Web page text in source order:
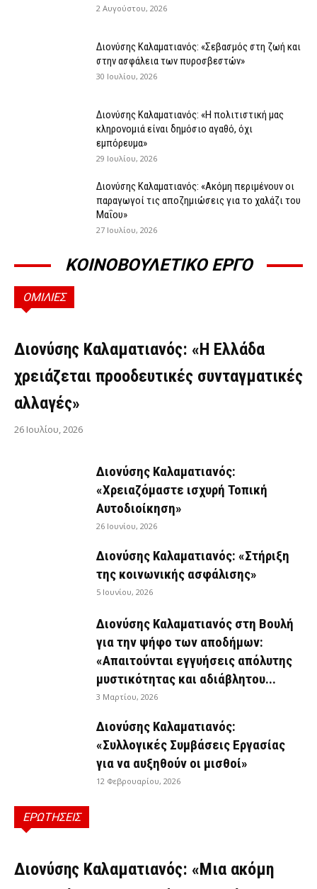
2 Αυγούστου, 2026
Διονύσης Καλαματιανός: «Σεβασμός στη ζωή και
στην ασφάλεια των πυροσβεστών»
30 Ιουλίου, 2026
Διονύσης Καλαματιανός: «Η πολιτιστική μας
κληρονομιά είναι δημόσιο αγαθό, όχι
εμπόρευμα»
29 Ιουλίου, 2026
Διονύσης Καλαματιανός: «Ακόμη περιμένουν οι
παραγωγοί τις αποζημιώσεις για το χαλάζι του
Μαΐου»
27 Ιουλίου, 2026
ΚΟΙΝΟΒΟΥΛΕΤΙΚΟ ΕΡΓΟ
ΟΜΙΛΙΕΣ
ΟΜΙΛΊΕΣ
Διονύσης Καλαματιανός: «Η Ελλάδα
χρειάζεται προοδευτικές συνταγματικές
αλλαγές»
26 Ιουλίου, 2026
Διονύσης Καλαματιανός:
«Χρειαζόμαστε ισχυρή Τοπική
Αυτοδιοίκηση»
26 Ιουνίου, 2026
Διονύσης Καλαματιανός: «Στήριξη
της κοινωνικής ασφάλισης»
5 Ιουνίου, 2026
Διονύσης Καλαματιανός στη Βουλή
για την ψήφο των αποδήμων:
«Απαιτούνται εγγυήσεις απόλυτης
μυστικότητας και αδιάβλητου...
3 Μαρτίου, 2026
Διονύσης Καλαματιανός:
«Συλλογικές Συμβάσεις Εργασίας
για να αυξηθούν οι μισθοί»
12 Φεβρουαρίου, 2026
ΕΡΩΤΗΣΕΙΣ
ΕΡΩΤΉΣΕΙΣ
Διονύσης Καλαματιανός: «Μια ακόμη